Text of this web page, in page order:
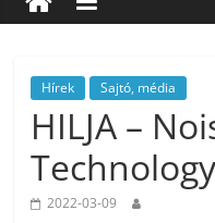
Hírek Sajtó, média
HILJA –
Technology
2022-03-09